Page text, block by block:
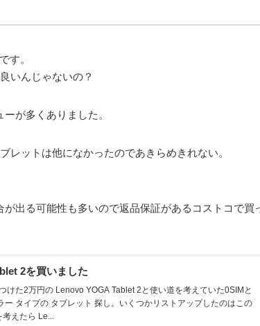
す。
いんじゃないの？
が多くありました。
レットは他になかったのであきらめきれない。
出る可能性も多いので返品保証があるコストコで買
2を買いました
けた2万円の Lenovo YOGA Tablet 2と使い道を考えていた0SIMと
ー タイプの タブレット 探し。いくつかリストアップしたのはこの
えたら Le...